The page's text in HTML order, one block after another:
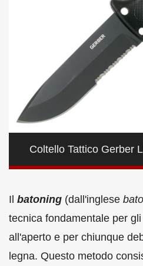
Coltello Tattico Gerber
Il batoning (dall'inglese
tecnica fondamentale per
all'aperto e per chiunque
legna. Questo metodo